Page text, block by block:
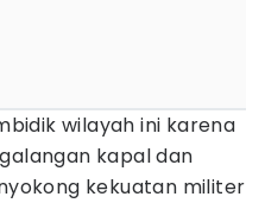
wilayah ini karena
kapal dan
kekuatan militer